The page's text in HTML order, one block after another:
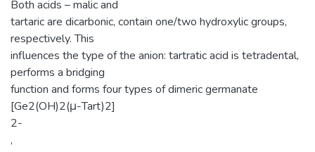
Both acids – malic and
tartaric are dicarbonic, contain one/two hydroxylic groups,
respectively. This
influences the type of the anion: tartratic acid is tetradental,
performs a bridging
function and forms four types of dimeric germanate
[Ge2(OH)2(μ-Tart)2]
2-
,